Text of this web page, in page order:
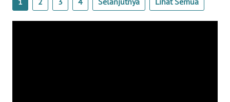
JAMBI